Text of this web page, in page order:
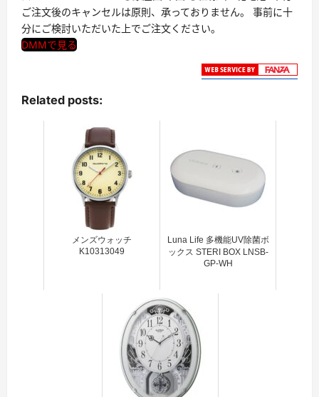
ご注文後のキャンセルは原則、承っておりません。 事前に十
分にご検討いただいた上でご注文ください。
DMMで見る
Related posts:
メンズウォッチ
K10313049
Luna Life 多機能UV除菌ボ
ックス STERI BOX LNSB-
GP-WH